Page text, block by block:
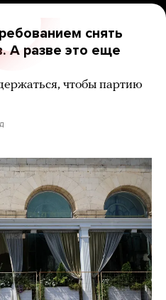
снять
А разве это еще
чтобы партию